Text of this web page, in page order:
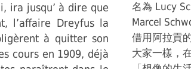
ira jusqu’ à dire que
l’affaire Dreyfus la
à quitter son
cours en 1909, déjà
名為 Lucy
Marcel
借用阿拉貢
大家一樣，